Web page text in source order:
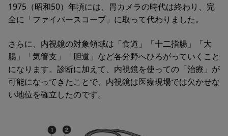
1975（昭和50）年頃には、胃カメラの時代は終わり、完
全に「ファイバースコープ」に取って代わりました。
さらに、内視鏡の対象領域は「食道」「十二指腸」「大
腸」「気管支」「胆道」など各分野へひろがっていくこと
になります。診断に加えて、内視鏡を使っての「治療」が
可能になってきたことで、内視鏡は医療現場では欠かせな
い地位を確立したのです。